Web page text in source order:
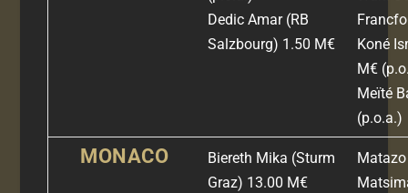
Dedic Amar (RB
Salzbourg) 1.50 M€
Koné
M€
Meïté
(p.o.a.)
MONACO Biereth Mika (Sturm
Graz) 13.00 M€